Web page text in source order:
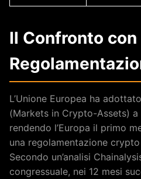
Il Confronto con
L’Unione Europea ha
(Markets in Crypto-Assets)
rendendo l’Europa il primo
una regolamentazione
Secondo un’analisi
congressuale, nei 12 mesi